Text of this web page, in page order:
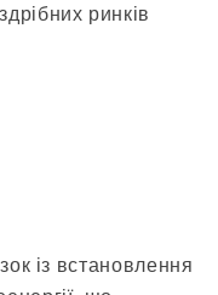
ринків
із встановлення